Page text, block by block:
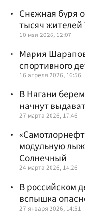
Снежная буря
тысяч
10 мая 2026, 12:07
Мария
спортивного
16 апреля 2026, 16:56
В Нягани
начнут
27 марта 2026, 17:46
модульную
Солнечный
24 марта 2026, 14:26
В российском
вспышка
27 января 2026, 14:51